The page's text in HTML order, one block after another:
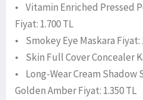
• Vitamin Enriched Pressed
Fiyat: 1.700 TL
• Smokey Eye Maskara Fiyat:
• Skin Full Cover Concealer
• Long-Wear Cream Shadow
Golden Amber Fiyat: 1.350 TL